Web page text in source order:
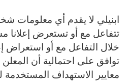
ابنيلي لا يقدم أي معلومات
تتفاعل مع أو تستعرض إعلانا
خلال التفاعل مع أو
توافق على احتمالية أن
معايير الاستهداف المستخدمة